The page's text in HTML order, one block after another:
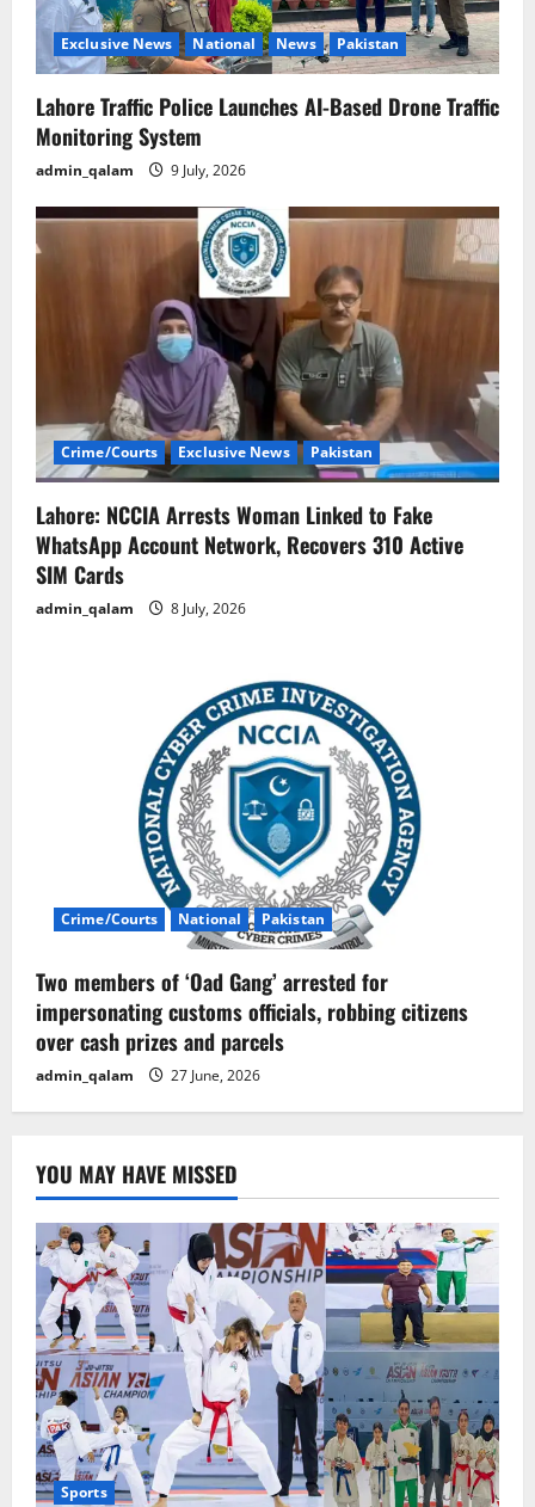
n Exclusive News National News Pakistan
Lahore Traffic Police Launches AI-Based Drone Traffic
Monitoring System
admin_qalam 9 July, 2026
Crime/Courts Exclusive News Pakistan
Lahore: NCCIA Arrests Woman Linked to Fake
WhatsApp Account Network, Recovers 310 Active
SIM Cards
admin_qalam 8 July, 2026
Crime/Courts National Pakistan
Two members of ‘Oad Gang’ arrested for
impersonating customs officials, robbing citizens
over cash prizes and parcels
admin_qalam 27 June, 2026
YOU MAY HAVE MISSED
Sports